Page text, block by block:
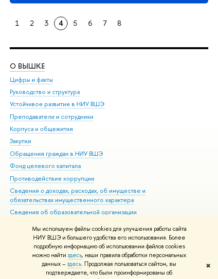
Мы используем файлы cookies для улучшения работы сайта
НИУ ВШЭ и большего удобства его использования. Более
подробную информацию об использовании файлов cookies
можно найти здесь, наши правила обработки персональных
данных –здесь. Продолжая пользоваться сайтом, вы
подтверждаете, что были проинформированы об
✖
1 2 3 4 5 6 7 8
О ВЫШКЕ
Цифры и факты
Руководство и структура
Устойчивое развитие в НИУ ВШЭ
Преподаватели и сотрудники
Корпуса и общежития
Закупки
Обращения граждан в НИУ ВШЭ
Фонд целевого капитала
Противодействие коррупции
Сведения о доходах, расходах, об имуществе и
обязательствах имущественного характера
Сведения об образовательной организации
Людям с ограниченными возможностями здоровья
Единая платежная страница
Работа в Вышке